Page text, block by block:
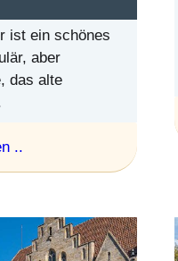
ist ein schönes
aber
das alte
..